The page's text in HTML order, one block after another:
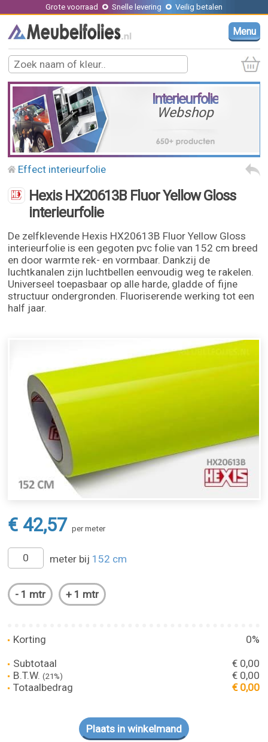
Grote voorraad Snelle levering Veilig betalen
Menu
Interieurfolie
Webshop
Effect interieurfolie
Hexis HX20613B Fluor Yellow Gloss
interieurfolie
De zelfklevende Hexis HX20613B Fluor Yellow Gloss
interieurfolie is een gegoten pvc folie van 152 cm breed
en door warmte rek- en vormbaar. Dankzij de
luchtkanalen zijn luchtbellen eenvoudig weg te rakelen.
Universeel toepasbaar op alle harde, gladde of fijne
structuur ondergronden. Fluoriserende werking tot een
half jaar.
€ 42,57 per meter
meter bij 152 cm
Korting
0%
Subtotaal
€ 0,00
B.T.W.(21%)
€ 0,00
Totaalbedrag
€ 0,00